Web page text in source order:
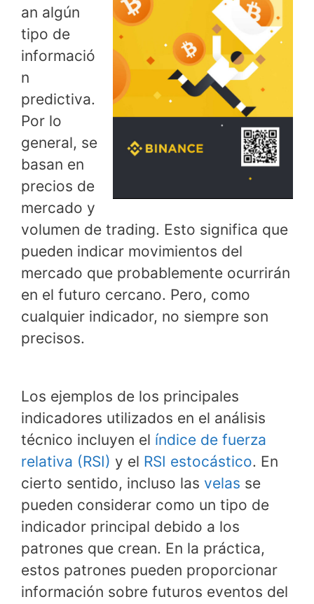
an algún
tipo de
informació
n
predictiva.
Por lo
general, se
basan en
precios de
mercado y
volumen de trading. Esto significa que
pueden indicar movimientos del
mercado que probablemente ocurrirán
en el futuro cercano. Pero, como
cualquier indicador, no siempre son
precisos.
Los ejemplos de los principales
indicadores utilizados en el análisis
técnico incluyen el índice de fuerza
relativa (RSI) y el RSI estocástico. En
cierto sentido, incluso las velas se
pueden considerar como un tipo de
indicador principal debido a los
patrones que crean. En la práctica,
estos patrones pueden proporcionar
información sobre futuros eventos del